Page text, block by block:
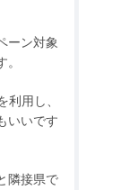
ーン対象
利用し、
いいです
隣接県で